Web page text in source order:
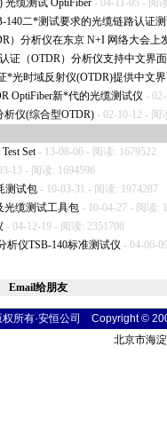
) 光缆测试 OptiFiber - 04-11-05 - 阅
140二*测试要求的光缆链路认证
）分析仪在东京 N+I 网络大会上
证（OTDR）分析仪支持中文界面
*光时域反射仪(OTDR)提供中文
OptiFiber新*代的光缆测试仪 -
析仪(综合型OTDR) - 02-10-12 - 阅
Set- 13-08-06 - 阅读: 1679522
13 - 阅读: 1694596
测试包 - 10-03-31 - 阅读: 1974287
光缆测试工具包 - 10-04-27 - 阅读:
- 04-12-19 - 阅读: 2351708
析仪TSB-140标准测试仪 - 04-06-
Email给朋友
权所有·安恒公司 Copyright ©
北京市海